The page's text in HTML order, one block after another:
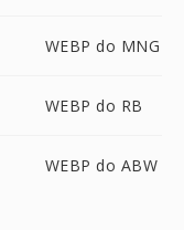
WEBP do MNG
WEBP do RB
WEBP do ABW